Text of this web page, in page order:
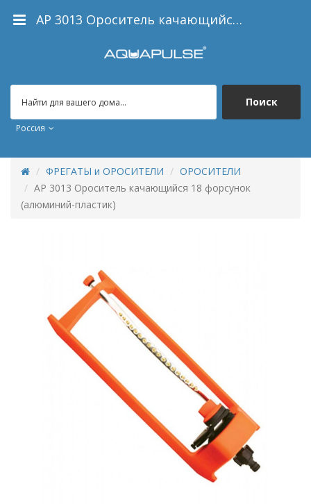
Поиск
Россия
ФРЕГАТЫ и ОРОСИТЕЛИ
ОРОСИТЕЛИ
AP 3013 Ороситель качающийся 18 форсунок
(алюминий-пластик)
AP 3013 Ороситель качающийся 18 форсунок (алюминий-пластик)